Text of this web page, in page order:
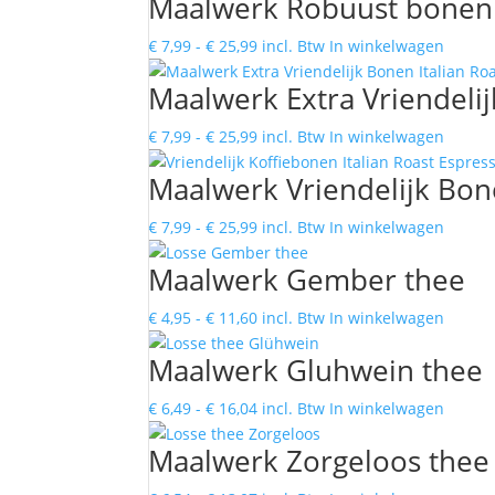
tot
heeft
Deze
optie
€ 7,99 - € 25,99Prijsklasse:
€ 7,99
tot
incl. Btw In winkelwagen
heeft
Deze
optie
worden
Maalwerk Extra
€ 7,99 - € 25,99Prijsklasse:
€ 7,99
tot
incl. Btw In winkelwagen
heeft
optie
worden
Maalwerk Vriendelijk
€ 7,99 - € 25,99Prijsklasse:
€ 7,99
tot
incl. Btw In winkelwagen
heeft
optie
worden
Maalwerk Gember thee
€ 4,95 - € 11,60Prijsklasse:
€ 4,95
tot
incl. Btw In winkelwagen
heeft
optie
Maalwerk Gluhwein thee
€ 6,49 - € 16,04Prijsklasse:
€ 6,49
tot
incl. Btw In winkelwagen
heeft
Maalwerk Zorgeloos thee